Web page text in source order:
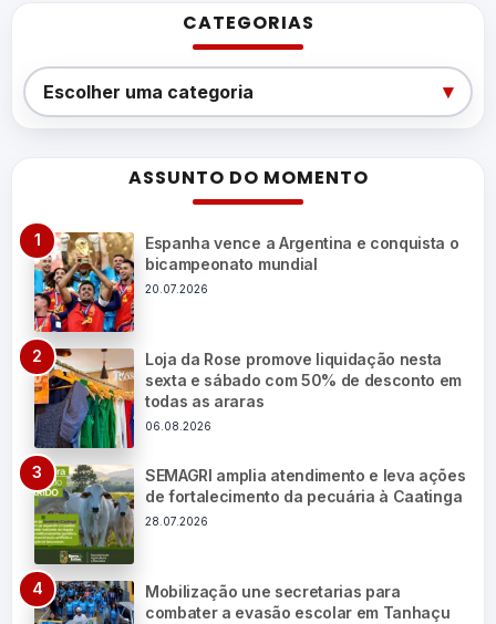
CATEGORIAS
Categorias
Escolher uma categoria ▾
ASSUNTO DO MOMENTO
Espanha vence a Argentina e conquista o
bicampeonato mundial
20.07.2026
Loja da Rose promove liquidação nesta
sexta e sábado com 50% de desconto em
todas as araras
06.08.2026
SEMAGRI amplia atendimento e leva ações
de fortalecimento da pecuária à Caatinga
28.07.2026
Mobilização une secretarias para
combater a evasão escolar em Tanhaçu